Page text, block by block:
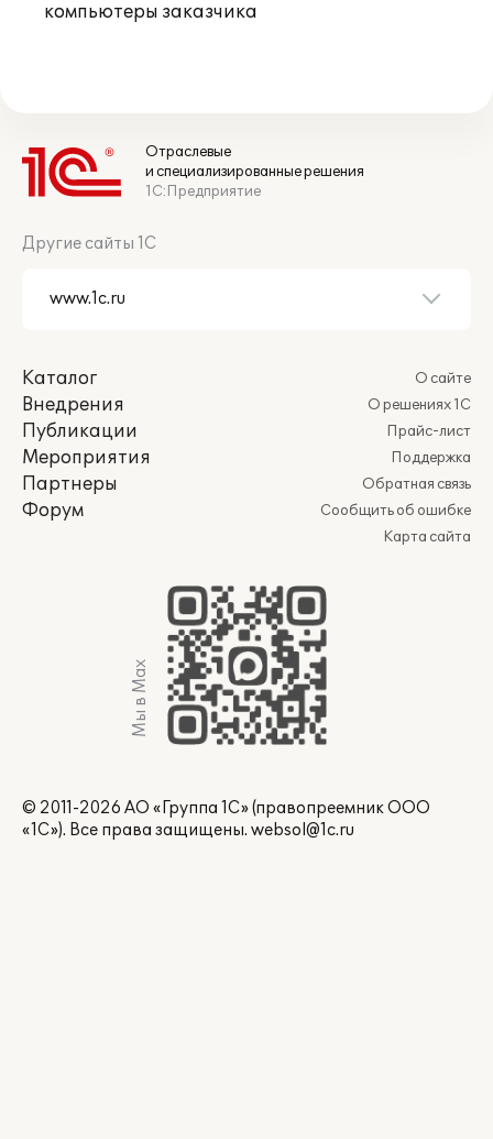
компьютеры заказчика
Отраслевые
и специализированные решения
1С:Предприятие
Другие сайты 1С
Каталог
Внедрения
Публикации
Мероприятия
Партнеры
Форум
О сайте
О решениях 1С
Прайс-лист
Поддержка
Обратная связь
Сообщить об ошибке
Карта сайта
Мы в Max
© 2011-2026 АО «Группа 1С» (правопреемник ООО
«1С»). Все права защищены. websol@1c.ru